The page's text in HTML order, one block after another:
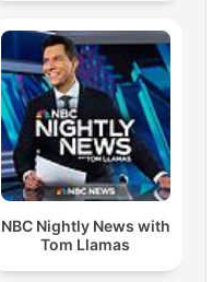
NBC Nightly News with
Tom Llamas